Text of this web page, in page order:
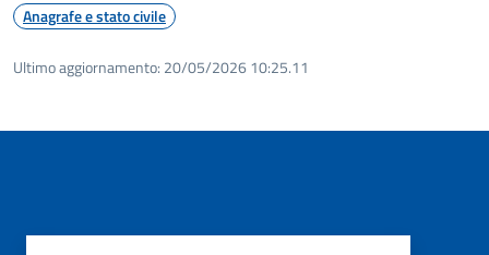
Anagrafe e stato civile
Ultimo aggiornamento: 20/05/2026 10:25.11